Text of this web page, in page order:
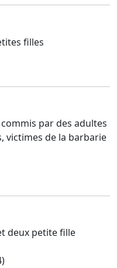
filles
par des adultes
victimes de la barbarie
deux petite fille